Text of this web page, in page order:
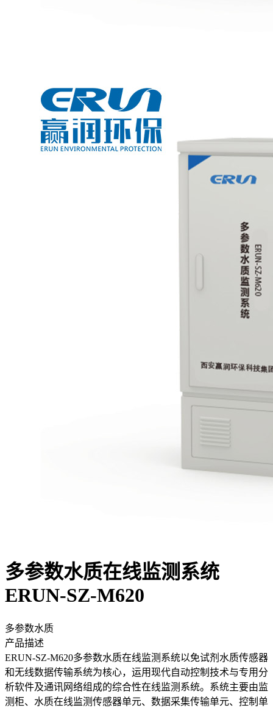
多参数水质在线监测系统
ERUN-SZ-M620
多参数水质
产品描述
ERUN-SZ-M620多参数水质在线监测系统以免试剂水质传感器
和无线数据传输系统为核心，运用现代自动控制技术与专用分
析软件及通讯网络组成的综合性在线监测系统。系统主要由监
测柜、水质在线监测传感器单元、数据采集传输单元、控制单